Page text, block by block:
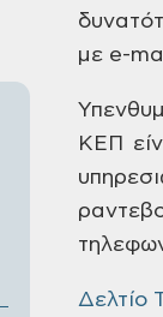
με e-
ΚΕΠ
Δελτίο